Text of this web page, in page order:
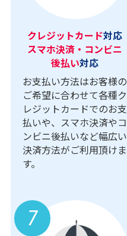
クレジットカード対応
スマホ決済・コンビニ
後払い対応
お支払い方法はお客様の
ご希望に合わせて各種ク
レジットカードでのお支
払いや、スマホ決済やコ
ンビニ後払いなど幅広い
決済方法がご利用頂けま
す。
7